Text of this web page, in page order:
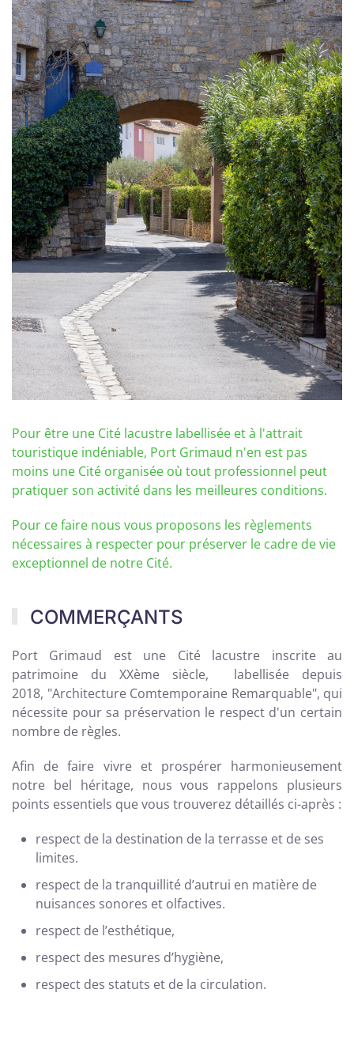
Pour être une Cité lacustre labellisée et à l'attrait
touristique indéniable, Port Grimaud n'en est pas
moins une Cité organisée où tout professionnel peut
pratiquer son activité dans les meilleures conditions.
Pour ce faire nous vous proposons les règlements
nécessaires à respecter pour préserver le cadre de vie
exceptionnel de notre Cité.
COMMERÇANTS
Port Grimaud est une Cité lacustre inscrite au
patrimoine du XXème siècle, labellisée depuis
2018, "Architecture Comtemporaine Remarquable", qui
nécessite pour sa préservation le respect d'un certain
nombre de règles.
Afin de faire vivre et prospérer harmonieusement
notre bel héritage, nous vous rappelons plusieurs
points essentiels que vous trouverez détaillés ci-après :
respect de la destination de la terrasse et de ses
limites.
respect de la tranquillité d’autrui en matière de
nuisances sonores et olfactives.
respect de l’esthétique,
respect des mesures d’hygiène,
respect des statuts et de la circulation.